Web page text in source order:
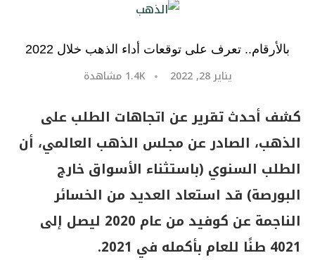
بالأرقام.. تعرف على توقعات أداء الذهب خلال 2022
يناير 28, 2022 1.4K مشاهدة
كشف أحدث تقرير عن اتجاهات الطلب على
الذهب، الصادر عن مجلس الذهب العالمي، أن
الطلب السنوي (باستثناء الأسواق خارج
البورصة) قد استعاد العديد من الخسائر
الناجمة عن كوفيد من عام 2020 ليصل إلى
4021 طنًا للعام بأكمله في 2021.